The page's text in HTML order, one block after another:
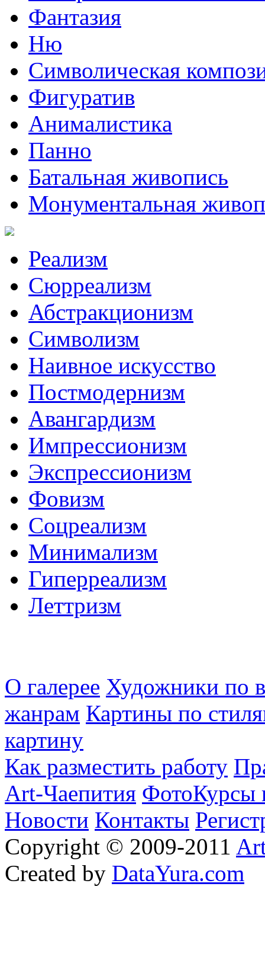
Фантазия
Ню
Символическая
Фигуратив
Анималистикa
Панно
Батальная живопись
Монументальная
Реализм
Сюрреализм
Абстракционизм
Символизм
Наивное искусство
Постмодернизм
Авангардизм
Импрессионизм
Экспрессионизм
Фовизм
Соцреализм
Минимализм
Гиперреализм
Леттризм
О галерее Художники по
жанрам Картины по
картину
Как разместить работу
Art-Чаепития ФотоКурсы
Новости Контакты
Copyright © 2009-2011
Created by DataYura.com